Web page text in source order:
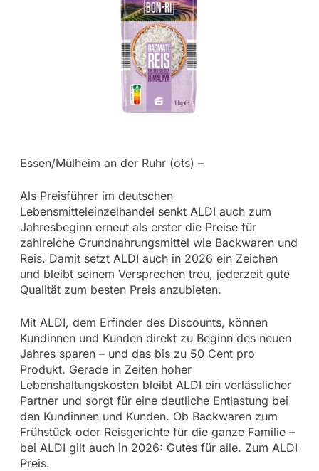
Essen/Mülheim an der Ruhr (ots) –
Als Preisführer im deutschen
Lebensmitteleinzelhandel senkt ALDI auch zum
Jahresbeginn erneut als erster die Preise für
zahlreiche Grundnahrungsmittel wie Backwaren und
Reis. Damit setzt ALDI auch in 2026 ein Zeichen
und bleibt seinem Versprechen treu, jederzeit gute
Qualität zum besten Preis anzubieten.
Mit ALDI, dem Erfinder des Discounts, können
Kundinnen und Kunden direkt zu Beginn des neuen
Jahres sparen – und das bis zu 50 Cent pro
Produkt. Gerade in Zeiten hoher
Lebenshaltungskosten bleibt ALDI ein verlässlicher
Partner und sorgt für eine deutliche Entlastung bei
den Kundinnen und Kunden. Ob Backwaren zum
Frühstück oder Reisgerichte für die ganze Familie –
bei ALDI gilt auch in 2026: Gutes für alle. Zum ALDI
Preis.